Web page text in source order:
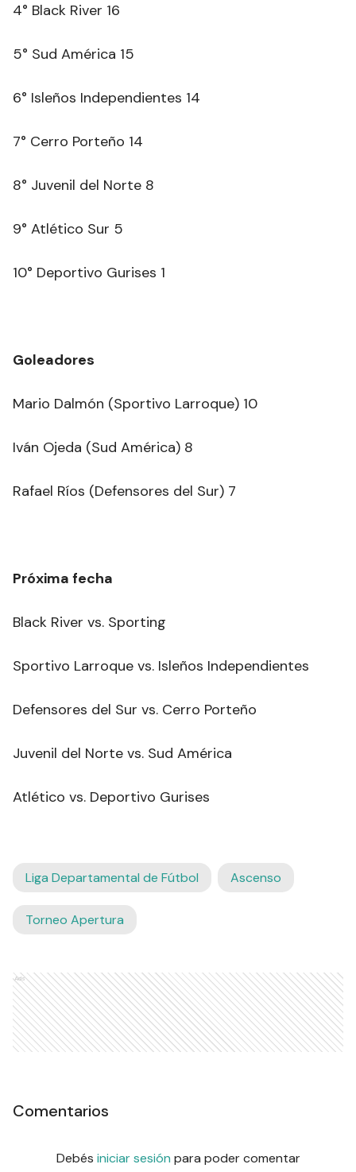
4° Black River 16
5° Sud América 15
6° Isleños Independientes 14
7° Cerro Porteño 14
8° Juvenil del Norte 8
9° Atlético Sur 5
10° Deportivo Gurises 1
Goleadores
Mario Dalmón (Sportivo Larroque) 10
Iván Ojeda (Sud América) 8
Rafael Ríos (Defensores del Sur) 7
Próxima fecha
Black River vs. Sporting
Sportivo Larroque vs. Isleños Independientes
Defensores del Sur vs. Cerro Porteño
Juvenil del Norte vs. Sud América
Atlético vs. Deportivo Gurises
Liga Departamental de Fútbol Ascenso
Torneo Apertura
Ads
Comentarios
Debés iniciar sesión para poder comentar